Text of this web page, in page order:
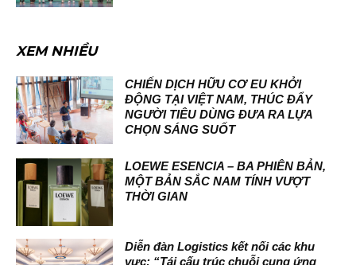
XEM NHIỀU
CHIẾN DỊCH HỮU CƠ EU KHỞI
ĐỘNG TẠI VIỆT NAM, THÚC ĐẨY
NGƯỜI TIÊU DÙNG ĐƯA RA LỰA
CHỌN SÁNG SUỐT
LOEWE ESENCIA – BA PHIÊN BẢN,
MỘT BẢN SẮC NAM TÍNH VƯỢT
THỜI GIAN
Diễn đàn Logistics kết nối các khu
vực: “Tái cấu trúc chuỗi cung ứng